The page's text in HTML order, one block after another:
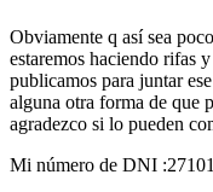
Obviamente q así sea
estaremos haciendo rifas
publicamos para juntar
alguna otra forma de que
agradezco si lo pueden
Mi número de DNI